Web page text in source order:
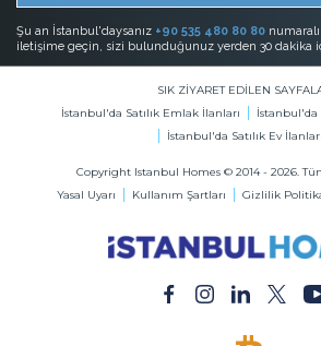
Şu an İstanbul'daysanız +90 535 480 80 80
iletişime geçin, sizi bulunduğunuz yerden 30 dakika
SIK ZİYARET EDİLEN
İstanbul'da Satılık Emlak İlanları
İstanbul'da
İstanbul'da Satılık Ev İlanları
Copyright Istanbul Homes © 2014 - 2026.
Yasal Uyarı
Kullanım Şartları Gizlilik